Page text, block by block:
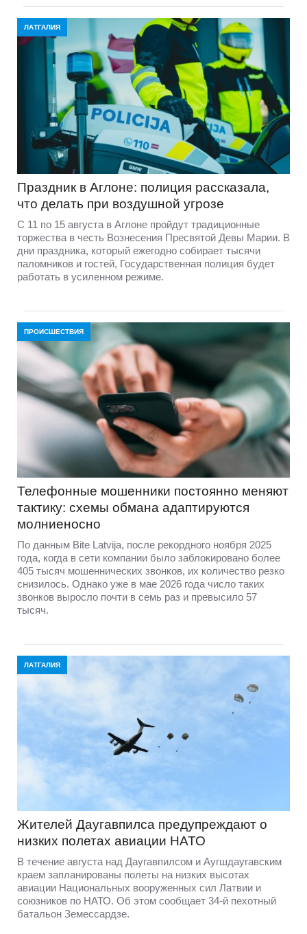
ЛАТГАЛИЯ
Праздник в Аглоне: полиция рассказала,
что делать при воздушной угрозе
С 11 по 15 августа в Аглоне пройдут традиционные
торжества в честь Вознесения Пресвятой Девы Марии. В
дни праздника, который ежегодно собирает тысячи
паломников и гостей, Государственная полиция будет
работать в усиленном режиме.
ПРОИСШЕСТВИЯ
Телефонные мошенники постоянно меняют
тактику: схемы обмана адаптируются
молниеносно
По данным Bite Latvija, после рекордного ноября 2025
года, когда в сети компании было заблокировано более
405 тысяч мошеннических звонков, их количество резко
снизилось. Однако уже в мае 2026 года число таких
звонков выросло почти в семь раз и превысило 57
тысяч.
ЛАТГАЛИЯ
Жителей Даугавпилса предупреждают о
низких полетах авиации НАТО
В течение августа над Даугавпилсом и Аугшдаугавским
краем запланированы полеты на низких высотах
авиации Национальных вооруженных сил Латвии и
союзников по НАТО. Об этом сообщает 34-й пехотный
батальон Земессардзе.